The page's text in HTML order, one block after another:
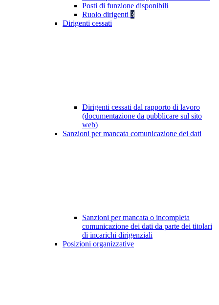
Posti di funzione disponibili
Ruolo dirigenti 3
Dirigenti cessati
Dirigenti cessati dal rapporto di lavoro
(documentazione da pubblicare sul sito
web)
Sanzioni per mancata comunicazione dei dati
Sanzioni per mancata o incompleta
comunicazione dei dati da parte dei titolari
di incarichi dirigenziali
Posizioni organizzative